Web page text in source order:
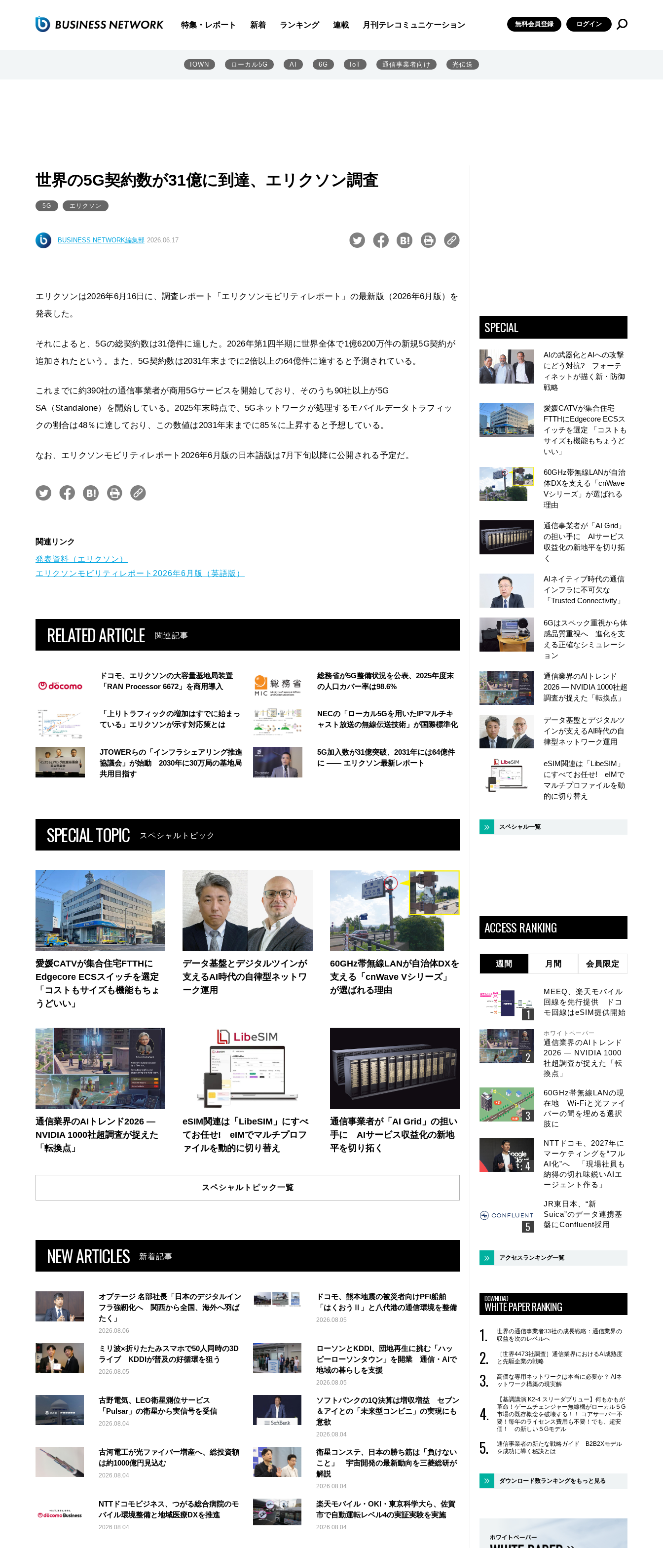
特集・レポート 新着 ランキング 連載 月刊テレコミュニケーション 無料会員登録 ログイン
IOWN ローカル5G AI 6G IoT 通信事業者向け 光伝送
世界の5G契約数が31億に到達、エリクソン調査
5G エリクソン
BUSINESS NETWORK編集部 2026.06.17
エリクソンは2026年6月16日に、調査レポート「エリクソンモビリティレポート」の最新版（2026年6月版）を
発表した。
それによると、5Gの総契約数は31億件に達した。2026年第1四半期に世界全体で1億6200万件の新規5G契約が
追加されたという。また、5G契約数は2031年末までに2倍以上の64億件に達すると予測されている。
これまでに約390社の通信事業者が商用5Gサービスを開始しており、そのうち90社以上が5G
SA（Standalone）を開始している。2025年末時点で、5Gネットワークが処理するモバイルデータトラフィッ
クの割合は48％に達しており、この数値は2031年末までに85％に上昇すると予想している。
なお、エリクソンモビリティレポート2026年6月版の日本語版は7月下旬以降に公開される予定だ。
関連リンク
発表資料（エリクソン）
エリクソンモビリティレポート2026年6月版（英語版）
RELATED ARTICLE 関連記事
ドコモ、エリクソンの大容量基地局装置
「RAN Processor 6672」を商用導入
総務省が5G整備状況を公表、2025年度末
の人口カバー率は98.6%
「上りトラフィックの増加はすでに始まっ
ている」エリクソンが示す対応策とは
NECの「ローカル5Gを用いたIPマルチキ
ャスト放送の無線伝送技術」が国際標準化
JTOWERらの「インフラシェアリング推進
協議会」が始動 2030年に30万局の基地局
共用目指す
5G加入数が31億突破、2031年には64億件
に ―― エリクソン最新レポート
SPECIAL TOPIC スペシャルトピック
愛媛CATVが集合住宅FTTHに
Edgecore ECSスイッチを選定
「コストもサイズも機能もちょ
うどいい」
データ基盤とデジタルツインが
支えるAI時代の自律型ネットワ
ーク運用
60GHz帯無線LANが自治体DXを
支える「cnWave Vシリーズ」
が選ばれる理由
通信業界のAIトレンド2026 ―
NVIDIA 1000社超調査が捉えた
「転換点」
eSIM関連は「LibeSIM」にすべ
てお任せ! eIMでマルチプロフ
ァイルを動的に切り替え
通信事業者が「AI Grid」の担い
手に AIサービス収益化の新地
平を切り拓く
スペシャルトピック一覧
NEW ARTICLES 新着記事
オプテージ 名部社長「日本のデジタルイン
フラ強靭化へ 関西から全国、海外へ羽ば
たく」
2026.08.06
ドコモ、熊本地震の被災者向けPFI船舶
「はくおうⅡ」と八代港の通信環境を整備
2026.08.05
ミリ波×折りたたみスマホで50人同時の3D
ライブ KDDIが普及の好循環を狙う
2026.08.05
ローソンとKDDI、団地再生に挑む「ハッ
ピーローソンタウン」を開業 通信・AIで
地域の暮らしを支援
2026.08.05
古野電気、LEO衛星測位サービス
「Pulsar」の衛星から実信号を受信
2026.08.04
ソフトバンクの1Q決算は増収増益 セブン
＆アイとの「未来型コンビニ」の実現にも
意欲
2026.08.04
古河電工が光ファイバー増産へ、総投資額
は約1000億円見込む
2026.08.04
衛星コンステ、日本の勝ち筋は「負けない
こと」 宇宙開発の最新動向を三菱総研が
解説
2026.08.04
NTTドコモビジネス、つがる総合病院のモ
バイル環境整備と地域医療DXを推進
2026.08.04
楽天モバイル・OKI・東京科学大ら、佐賀
市で自動運転レベル4の実証実験を実施
2026.08.04
SPECIAL
AIの武器化とAIへの攻撃
にどう対抗? フォーテ
ィネットが描く新・防御
戦略
愛媛CATVが集合住宅
FTTHにEdgecore ECSス
イッチを選定 「コストも
サイズも機能もちょうど
いい」
60GHz帯無線LANが自治
体DXを支える「cnWave
Vシリーズ」が選ばれる
理由
通信事業者が「AI Grid」
の担い手に AIサービス
収益化の新地平を切り拓
く
AIネイティブ時代の通信
インフラに不可欠な
「Trusted Connectivity」
6Gはスペック重視から体
感品質重視へ 進化を支
える正確なシミュレーシ
ョン
通信業界のAIトレンド
2026 ― NVIDIA 1000社超
調査が捉えた「転換点」
データ基盤とデジタルツ
インが支えるAI時代の自
律型ネットワーク運用
eSIM関連は「LibeSIM」
にすべてお任せ! eIMで
マルチプロファイルを動
的に切り替え
スペシャル一覧
ACCESS RANKING
週間 月間 会員限定
MEEQ、楽天モバイル
回線を先行提供 ドコ
モ回線はeSIM提供開始
ホワイトペーパー
通信業界のAIトレンド
2026 ― NVIDIA 1000
社超調査が捉えた「転
換点」
60GHz帯無線LANの現
在地 Wi-Fiと光ファイ
バーの間を埋める選択
肢に
NTTドコモ、2027年に
マーケティングを“フル
AI化”へ 「現場社員も
納得の切れ味鋭いAIエ
ージェント作る」
JR東日本、“新
Suica”のデータ連携基
盤にConfluent採用
アクセスランキング一覧
DOWNLOAD
WHITE PAPER RANKING
世界の通信事業者33社の成長戦略：通信業界の
収益を次のレベルへ
［世界4473社調査］通信業界におけるAI成熟度
と先駆企業の戦略
高価な専用ネットワークは本当に必要か？ AIネ
ットワーク構築の現実解
【基調講演 K2-4 スリーダブリュー】何もかもが
革命！ゲームチェンジャー無線機がローカル５G
市場の既存概念を破壊する！！ コアサーバー不
要！毎年のライセンス費用も不要！でも、超安
価！ の新しい５Gモデル
通信事業者の新たな戦略ガイド B2B2Xモデル
を成功に導く秘訣とは
ダウンロード数ランキングをもっと見る